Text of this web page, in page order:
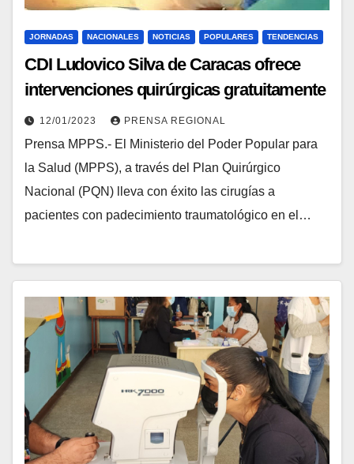
JORNADAS NACIONALES NOTICIAS POPULARES TENDENCIAS
CDI Ludovico Silva de Caracas ofrece
intervenciones quirúrgicas gratuitamente
a sus habitantes
12/01/2023 PRENSA REGIONAL
Prensa MPPS.- El Ministerio del Poder Popular para
la Salud (MPPS), a través del Plan Quirúrgico
Nacional (PQN) lleva con éxito las cirugías a
pacientes con padecimiento traumatológico en el…